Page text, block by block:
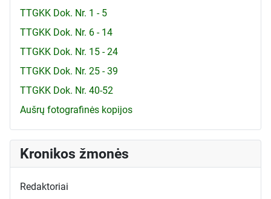
TTGKK Dok. Nr. 1 - 5
TTGKK Dok. Nr. 6 - 14
TTGKK Dok. Nr. 15 - 24
TTGKK Dok. Nr. 25 - 39
TTGKK Dok. Nr. 40-52
Aušrų fotografinės kopijos
Kronikos žmonės
Redaktoriai